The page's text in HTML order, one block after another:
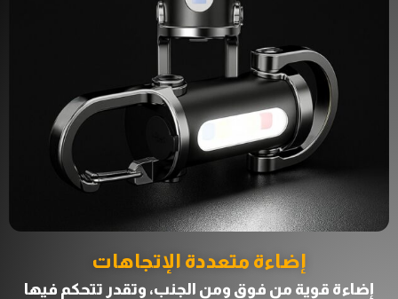
إضاءة متعددة الإتجاهات
إضاءة قوية من فوق ومن الجنب، وتقدر تتحكم فيها